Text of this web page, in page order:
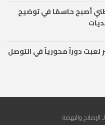
أصبح حاسمًا في توضيح
دوراً محورياً في التوصل
والنهضة